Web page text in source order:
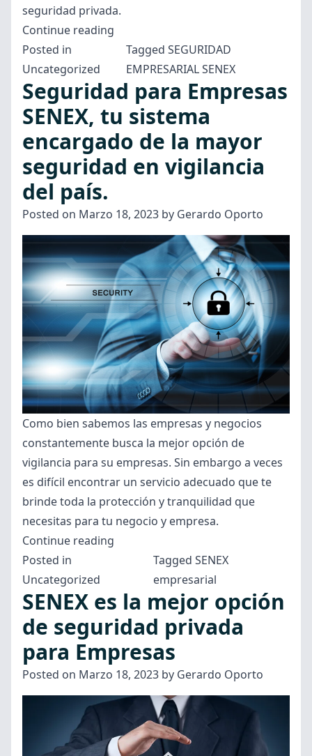
seguridad privada.
Continue reading
ofrece
mejor
monitoreo
de
cámaras
de
negocios”
Posted in
Uncategorized
Tagged SEGURIDAD
EMPRESARIAL SENEX
Seguridad para Empresas
SENEX, tu sistema
encargado de la mayor
seguridad en vigilancia
del país.
Posted on Marzo 18, 2023 by Gerardo Oporto
Como bien sabemos las empresas y negocios
constantemente busca la mejor opción de
vigilancia para su empresas. Sin embargo a veces
es difícil encontrar un servicio adecuado que te
brinde toda la protección y tranquilidad que
necesitas para tu negocio y empresa.
Continue reading
Empresas
SENEX,
tu
sistema
encargado
de
la
mayor
seguridad
Posted in
Uncategorized
TaggedSENEX
empresarial
SENEX es la mejor opción
de seguridad privada
para Empresas
Posted on Marzo 18, 2023 by Gerardo Oporto